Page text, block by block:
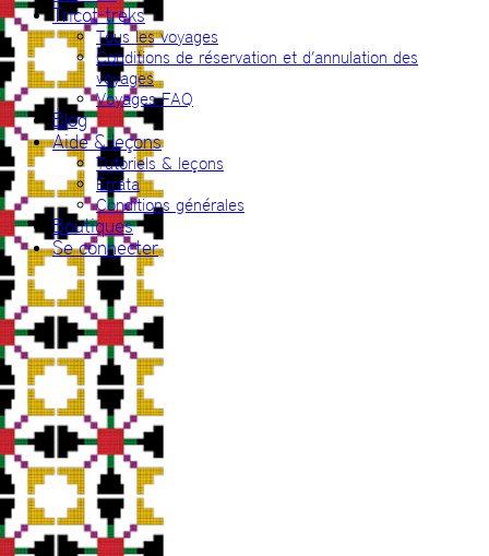
Tricot-treks
Tous les voyages
Conditions de réservation et d’annulation des
voyages
Voyages FAQ
Blog
Aide & leçons
Tutoriels & leçons
Errata
Conditions générales
Boutiques
Se connecter